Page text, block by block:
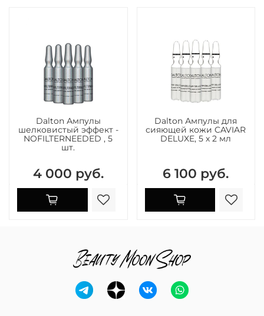
Dalton Ампулы
шелковистый эффект -
NOFILTERNEEDED , 5
шт.
4 000 руб.
Dalton Ампулы для
сияющей кожи CAVIAR
DELUXE, 5 х 2 мл
6 100 руб.